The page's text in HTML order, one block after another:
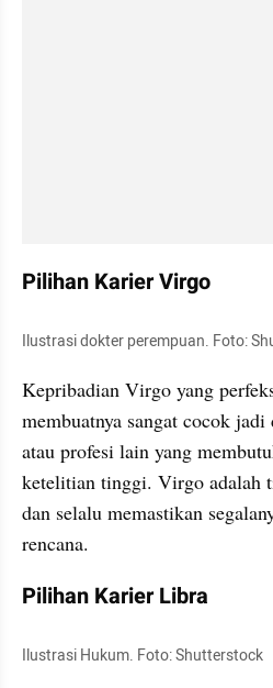
Pilihan Karier Virgo
Ilustrasi dokter perempuan. Foto:
Kepribadian Virgo yang
membuatnya sangat cocok
atau profesi lain yang
ketelitian tinggi. Virgo adalah
dan selalu memastikan
rencana.
Pilihan Karier Libra
Ilustrasi Hukum. Foto: Shutterstock